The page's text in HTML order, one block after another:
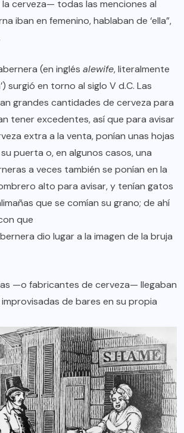
cerveza— todas las menciones al
iban en femenino, hablaban de ‘ella”,
(en inglés alewife, literalmente
surgió en torno al siglo V d.C. Las
grandes cantidades de cerveza para
tener excedentes, así que para avisar
extra a la venta, ponían unas hojas
puerta o, en algunos casos, una
a veces también se ponían en la
alto para avisar, y tenían gatos
que se comían su grano; de ahí
que
dio lugar a la imagen de la bruja
—o fabricantes de cerveza— llegaban
de bares en su propia